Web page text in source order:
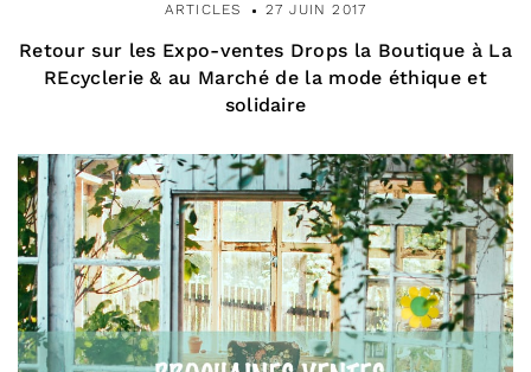
ARTICLES 27 JUIN 2017
Retour sur les Expo-ventes Drops la Boutique à La
REcyclerie & au Marché de la mode éthique et
solidaire